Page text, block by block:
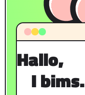
Hallo,
I bims.